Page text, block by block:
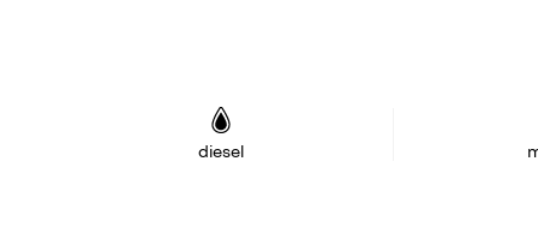
diesel